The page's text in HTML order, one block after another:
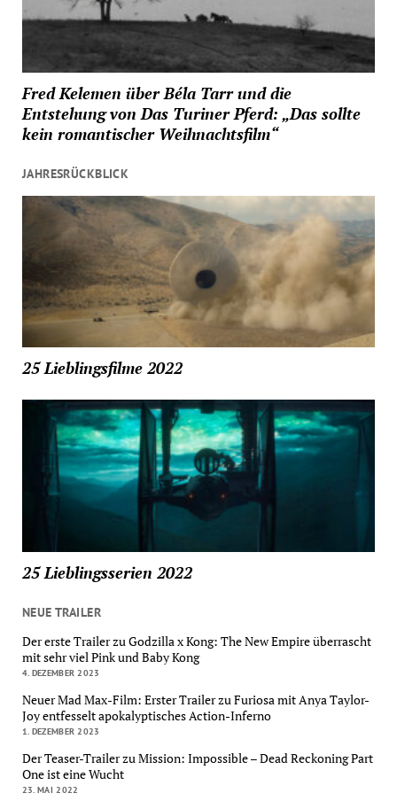
Fred Kelemen über Béla Tarr und die
Entstehung von Das Turiner Pferd: „Das sollte
kein romantischer Weihnachtsfilm“
JAHRESRÜCKBLICK
25 Lieblingsfilme 2022
25 Lieblingsserien 2022
NEUE TRAILER
Der erste Trailer zu Godzilla x Kong: The New Empire überrascht
mit sehr viel Pink und Baby Kong
4. DEZEMBER 2023
Neuer Mad Max-Film: Erster Trailer zu Furiosa mit Anya Taylor-
Joy entfesselt apokalyptisches Action-Inferno
1. DEZEMBER 2023
Der Teaser-Trailer zu Mission: Impossible – Dead Reckoning Part
One ist eine Wucht
23. MAI 2022